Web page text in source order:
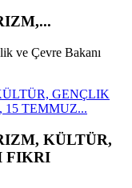
ve Çevre Bakanı
GENÇLIK
TEMMUZ...
KÜLTÜR,
FIKRI